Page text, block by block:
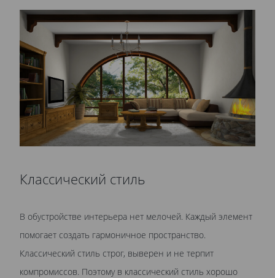
Классический стиль
В обустройстве интерьера нет мелочей. Каждый элемент
помогает создать гармоничное пространство.
Классический стиль строг, выверен и не терпит
компромиссов. Поэтому в классический стиль хорошо